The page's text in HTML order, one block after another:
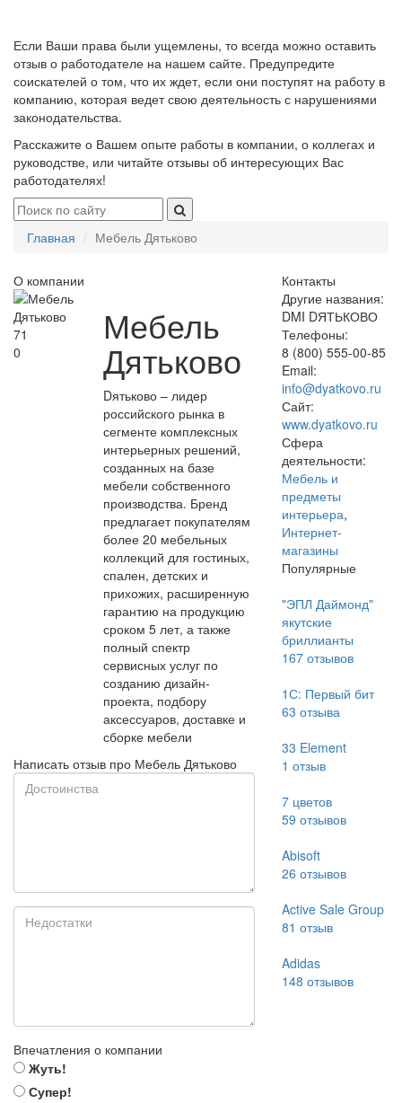
Если Ваши права были ущемлены, то всегда можно оставить
отзыв о работодателе на нашем сайте. Предупредите
соискателей о том, что их ждет, если они поступят на работу в
компанию, которая ведет свою деятельность с нарушениями
законодательства.
Расскажите о Вашем опыте работы в компании, о коллегах и
руководстве, или читайте отзывы об интересующих Вас
работодателях!
Главная Мебель Дятьково
О компании
71
0
Мебель
Дятьково
Dятьково – лидер
российского рынка в
сегменте комплексных
интерьерных решений,
созданных на базе
мебели собственного
производства. Бренд
предлагает покупателям
более 20 мебельных
коллекций для гостиных,
спален, детских и
прихожих, расширенную
гарантию на продукцию
сроком 5 лет, а также
полный спектр
сервисных услуг по
созданию дизайн-
проекта, подбору
аксессуаров, доставке и
сборке мебели
Написать отзыв про Мебель Дятьково
Впечатления о компании
Жуть!
Супер!
Контакты
Другие названия:
DMI DЯТЬКОВО
Телефоны:
8 (800) 555-00-85
Email:
info@dyatkovo.ru
Сайт:
www.dyatkovo.ru
Сфера
деятельности:
Мебель и
предметы
интерьера,
Интернет-
магазины
Популярные
"ЭПЛ Даймонд"
якутские
бриллианты
167отзывов
1С: Первый бит
63 отзыва
33 Element
1 отзыв
7 цветов
59 отзывов
Abisoft
26 отзывов
Active Sale Group
81 отзыв
Adidas
148 отзывов